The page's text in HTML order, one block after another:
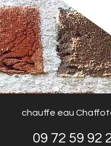
chauffe eau
09 72 59 92